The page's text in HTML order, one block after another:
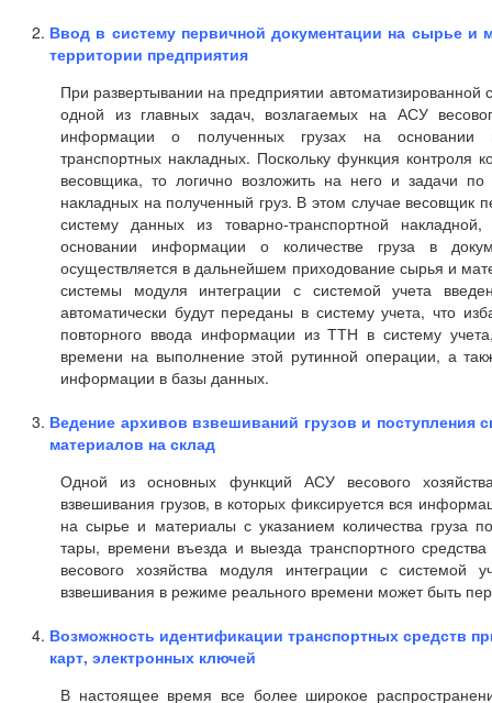
Ввод в систему первичной документации на сырье
территории предприятия
При развертывании на предприятии
одной из главных задач, возлагаемых на АСУ
информации о полученных грузах на основании
транспортных накладных. Поскольку функция контроля
весовщика, то логично возложить на него и задачи по
накладных на полученный груз. В этом случае весовщик
систему данных из товарно-транспортной
основании информации о количестве груза в
осуществляется в дальнейшем приходование сырья и
системы модуля интеграции с системой учета
автоматически будут переданы в систему учета, что
повторного ввода информации из ТТН в систему
времени на выполнение этой рутинной операции, а
информации в базы данных.
Ведение архивов взвешиваний грузов и поступления
материалов на склад
Одной из основных функций АСУ весового
взвешивания грузов, в которых фиксируется вся
на сырье и материалы с указанием количества груза
тары, времени въезда и выезда транспортного
весового хозяйства модуля интеграции с
взвешивания в режиме реального времени может быть
Возможность идентификации транспортных средств
карт, электронных ключей
В настоящее время все более широкое